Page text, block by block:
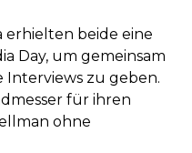
erhielten beide eine
Day, um gemeinsam
Interviews zu geben.
für ihren
ohne